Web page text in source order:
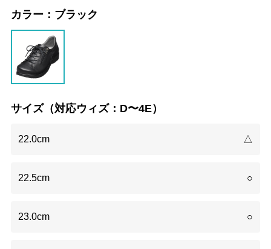
カラー： ブラック
サイズ（対応ウィズ：D〜4E）
22.0cm △
22.5cm ○
23.0cm ○